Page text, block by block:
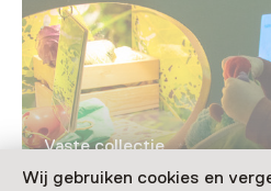
Wij gebruiken cookies en
Vaste collectie
BOS